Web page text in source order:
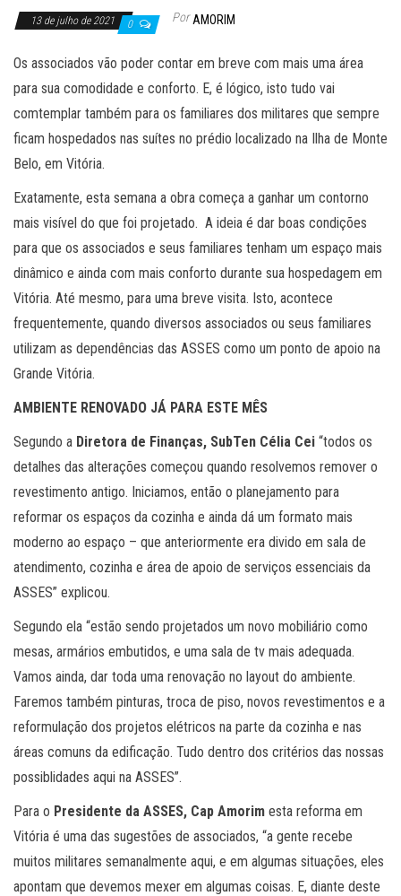
13 de julho de 2021 0 Por AMORIM
Os associados vão poder contar em breve com mais uma área
para sua comodidade e conforto. E, é lógico, isto tudo vai
comtemplar também para os familiares dos militares que sempre
ficam hospedados nas suítes no prédio localizado na Ilha de Monte
Belo, em Vitória.
Exatamente, esta semana a obra começa a ganhar um contorno
mais visível do que foi projetado. A ideia é dar boas condições
para que os associados e seus familiares tenham um espaço mais
dinâmico e ainda com mais conforto durante sua hospedagem em
Vitória. Até mesmo, para uma breve visita. Isto, acontece
frequentemente, quando diversos associados ou seus familiares
utilizam as dependências das ASSES como um ponto de apoio na
Grande Vitória.
AMBIENTE RENOVADO JÁ PARA ESTE MÊS
Segundo a Diretora de Finanças, SubTen Célia Cei “todos os
detalhes das alterações começou quando resolvemos remover o
revestimento antigo. Iniciamos, então o planejamento para
reformar os espaços da cozinha e ainda dá um formato mais
moderno ao espaço – que anteriormente era divido em sala de
atendimento, cozinha e área de apoio de serviços essenciais da
ASSES” explicou.
Segundo ela “estão sendo projetados um novo mobiliário como
mesas, armários embutidos, e uma sala de tv mais adequada.
Vamos ainda, dar toda uma renovação no layout do ambiente.
Faremos também pinturas, troca de piso, novos revestimentos e a
reformulação dos projetos elétricos na parte da cozinha e nas
áreas comuns da edificação. Tudo dentro dos critérios das nossas
possiblidades aqui na ASSES”.
Para o Presidente da ASSES, Cap Amorim esta reforma em
Vitória é uma das sugestões de associados, “a gente recebe
muitos militares semanalmente aqui, e em algumas situações, eles
apontam que devemos mexer em algumas coisas. E, diante deste